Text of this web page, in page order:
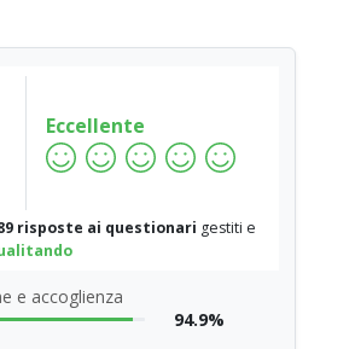
Eccellente
risposte ai questionari gestiti e
e accoglienza
94.9%